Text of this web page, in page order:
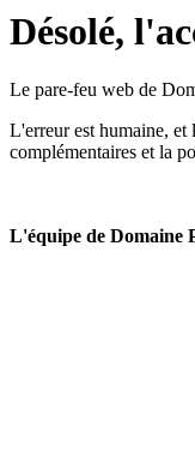
Désolé,
Le pare-feu web de
L'erreur est humaine, et
complémentaires et la
L'équipe de Domaine